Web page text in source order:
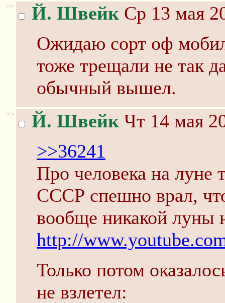
>> Й. Швейк Ср 13 мая
Ожидаю сорт оф
тоже трещали не так
обычный вышел.
>> Й. Швейк Чт 14 мая
>>36241
Про человека на луне
СССР спешно врал,
вообще никакой луны
http://
Только потом
не взлетел: